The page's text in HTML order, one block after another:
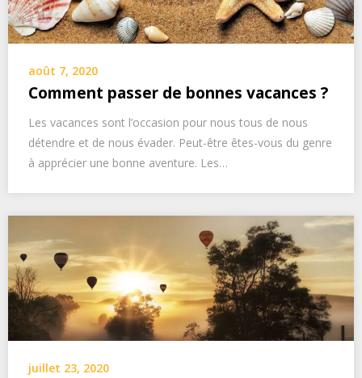
août 7, 2020
Comment passer de bonnes vacances ?
Les vacances sont l’occasion pour nous tous de nous
détendre et de nous évader. Peut-être êtes-vous du genre
à apprécier une bonne aventure. Les…
juillet 23, 2020